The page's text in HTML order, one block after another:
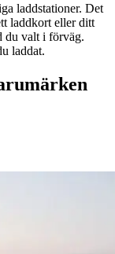
laddstationer. Det
laddkort eller ditt
du valt i förväg.
laddat.